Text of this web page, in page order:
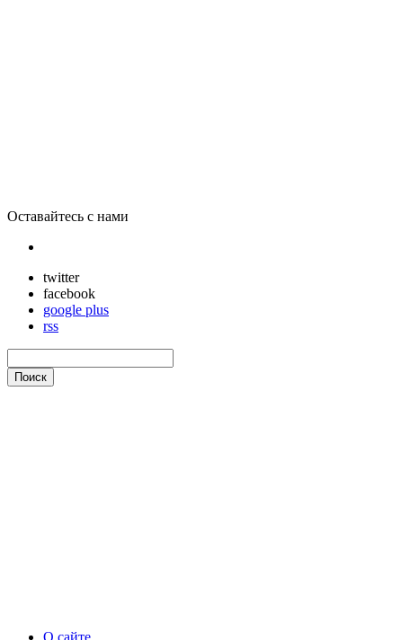
Оставайтесь с нами
twitter
facebook
google plus
rss
О сайте